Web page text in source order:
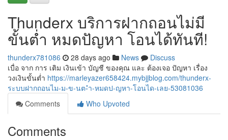
Thunderx บริการฝากถอนไม่มี
ขั้นต่ำ หมดปัญหา โอนได้ทันที!
thunderx781086 28 days ago News
Discuss
เบื่อ จาก การ เติม เงินเข้า บัญชี ของคุณ และ ต้องเจอ ปัญหา เรื่อง
วงเงินขั้นต่ำ https://marleyazer658424.mybjjblog.com/thunderx-
ระบบฝากถอนไม-ม-ข-นต-ำ-หมดป-ญหา-โอนได-เลย-53081036
Comments
Who Upvoted
Comments